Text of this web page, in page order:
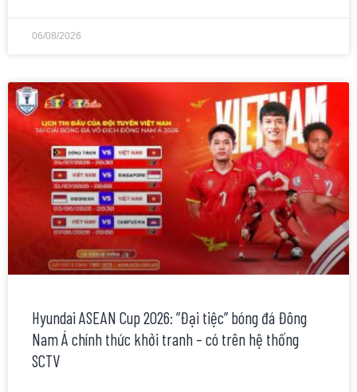
06/08/2026
Hyundai ASEAN Cup 2026: ”Đại tiệc” bóng đá Đông
Nam Á chính thức khởi tranh – có trên hệ thống
SCTV